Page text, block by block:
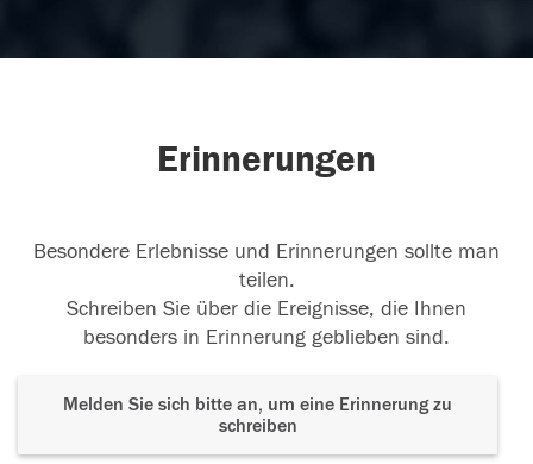
Erinnerungen
Besondere Erlebnisse und Erinnerungen sollte man
teilen.
Schreiben Sie über die Ereignisse, die Ihnen
besonders in Erinnerung geblieben sind.
Melden Sie sich bitte an, um eine Erinnerung zu
schreiben